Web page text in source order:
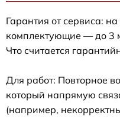
Гарантия от сервиса:
комплектующие — до 3
Что считается
Для работ: Повторное
который напрямую
(например,